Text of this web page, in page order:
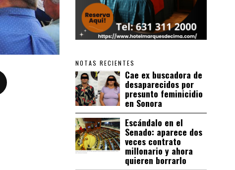
NOTAS RECIENTES
Cae ex buscadora de
desaparecidos por
presunto feminicidio
en Sonora
Escándalo en el
Senado: aparece dos
veces contrato
millonario y ahora
quieren borrarlo